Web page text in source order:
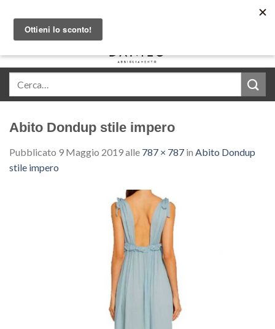
content
Abito Dondup stile impero
Pubblicato 9 Maggio 2019alle 787 × 787 in Abito Dondup
stile impero